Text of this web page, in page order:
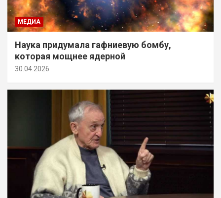
МЕДИА
Наука придумала гафниевую бомбу,
которая мощнее ядерной
30.04.2026